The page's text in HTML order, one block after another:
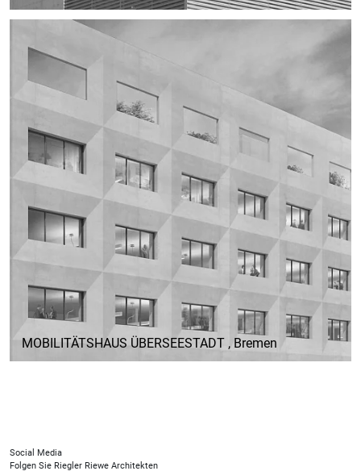
MOBILITÄTSHAUS ÜBERSEESTADT , Bremen
Social Media
Folgen Sie Riegler Riewe Architekten